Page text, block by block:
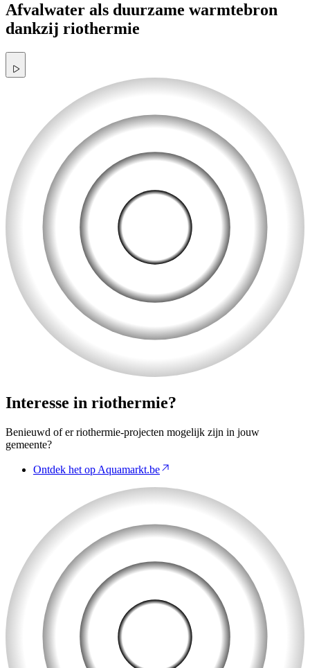
Afvalwater als duurzame warmtebron
dankzij riothermie
Interesse in riothermie?
Benieuwd of er riothermie-projecten mogelijk zijn in jouw
gemeente?
Ontdek het op Aquamarkt.be